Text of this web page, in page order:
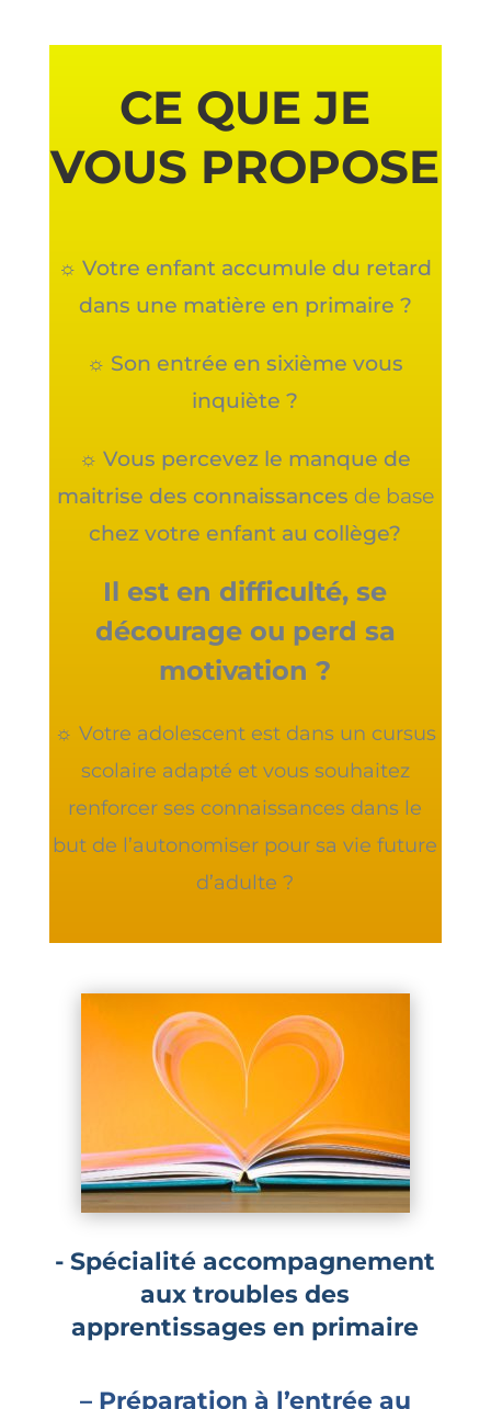
CE QUE JE
VOUS PROPOSE
☼ Votre enfant accumule du retard
dans une matière en primaire ?
☼ Son entrée en sixième vous
inquiète ?
☼ Vous percevez le manque de
maitrise des connaissances de base
chez votre enfant au collège?
Il est en difficulté, se
décourage ou perd sa
motivation ?
☼ Votre adolescent est dans un cursus
scolaire adapté et vous souhaitez
renforcer ses connaissances dans le
but de l’autonomiser pour sa vie future
d’adulte ?
- Spécialité accompagnement
aux troubles des
apprentissages en primaire
– Préparation à l’entrée au